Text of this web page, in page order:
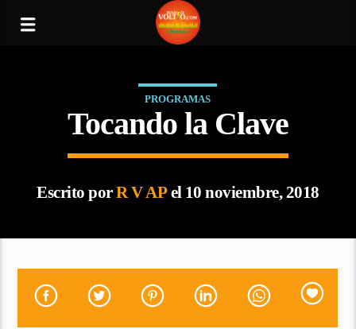
PROGRAMAS
Tocando la Clave
Escrito porR V APel 10 noviembre, 2018